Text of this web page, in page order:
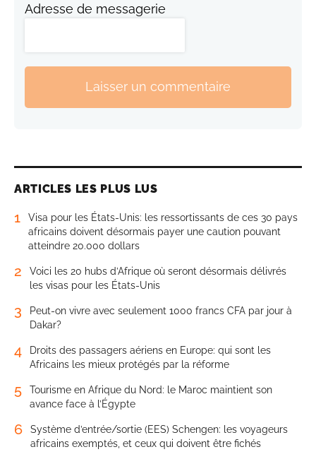
Adresse de messagerie
Laisser un commentaire
ARTICLES LES PLUS LUS
1
Visa pour les États-Unis: les ressortissants de ces 30 pays
africains doivent désormais payer une caution pouvant
atteindre 20.000 dollars
2
Voici les 20 hubs d’Afrique où seront désormais délivrés
les visas pour les États-Unis
3
Peut-on vivre avec seulement 1000 francs CFA par jour à
Dakar?
4
Droits des passagers aériens en Europe: qui sont les
Africains les mieux protégés par la réforme
5
Tourisme en Afrique du Nord: le Maroc maintient son
avance face à l’Égypte
6
Système d’entrée/sortie (EES) Schengen: les voyageurs
africains exemptés, et ceux qui doivent être fichés